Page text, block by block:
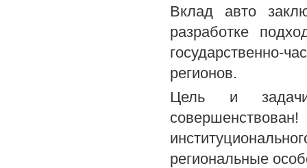
Вклад авто
разработке
регионов.
Цель и
региональные